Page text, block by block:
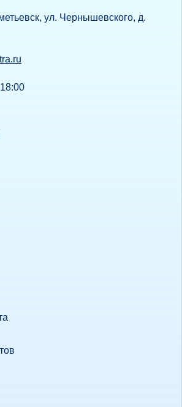
ул. Чернышевского, д.